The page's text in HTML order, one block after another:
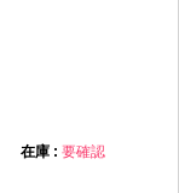
要確認